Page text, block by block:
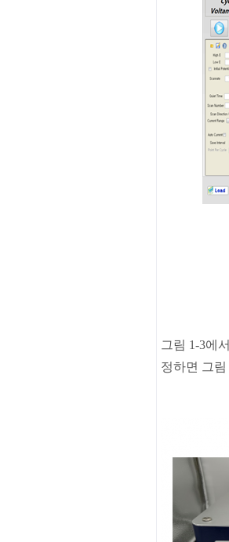
그림 1-3에서
정하면 그림